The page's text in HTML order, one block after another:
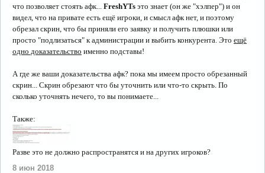
что позволяет стоять афк... FreshYTs это знает (он же "хэлпер") и он
видел, что на привате есть ещё игроки, и смысл афк нет, и поэтому
обрезал скрин, что бы приняли его заявку и получить плюшки или
просто "подлизаться" к администрации и выбить конкурента. Это ещё
одно доказательство именно подставы!
А где же ваши доказательства афк? пока мы имеем просто обрезанный
скрин... Скрин обрезают что бы уточнить или что-то скрыть. По
сколько уточнять нечего, то вы понимаете...
Также:
Разве это не должно распространятся и на других игроков?
8 июн 2018